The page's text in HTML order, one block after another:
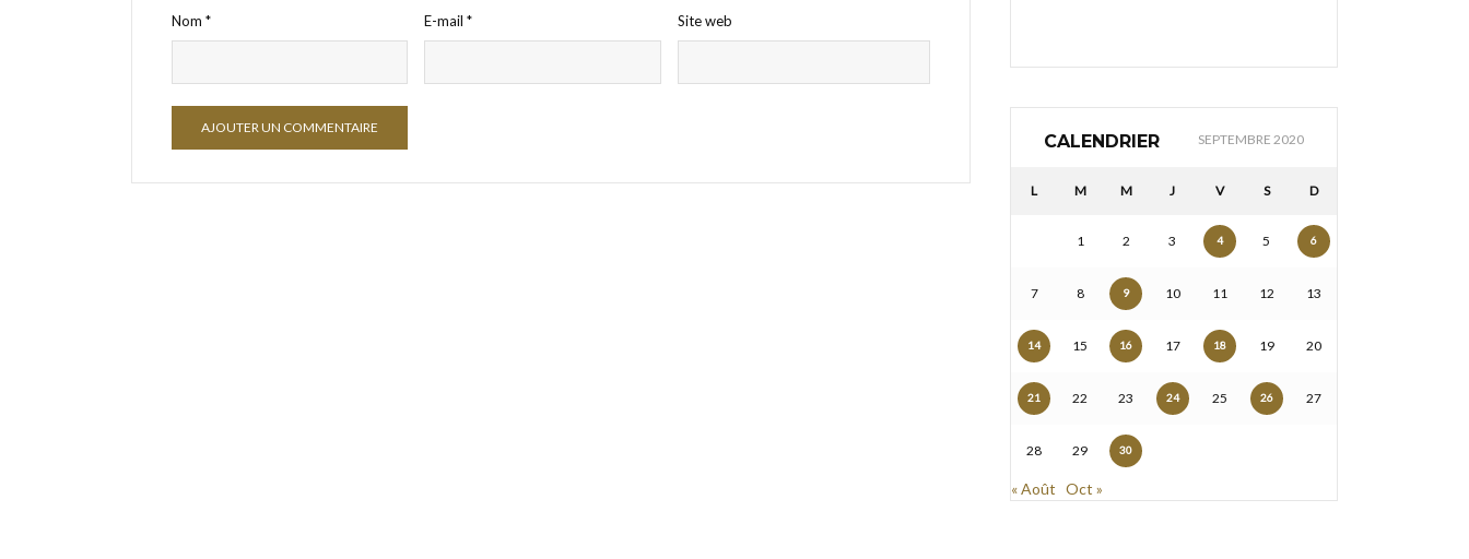
Nom * E-mail* Site web
CALENDRIER SEPTEMBRE 2020
L M M J V S D
1 2 3 4 5 6
7 8 9 10 11 12 13
14 15 16 17 18 19 20
21 22 23 24 25 26 27
28 29 30
« Août Oct »